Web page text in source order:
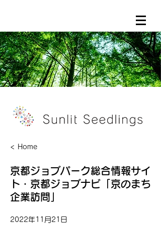
< Home
京都ジョブパーク総合情報サイ
ト・京都ジョブナビ「京のまち
企業訪問」
2022年11月21日